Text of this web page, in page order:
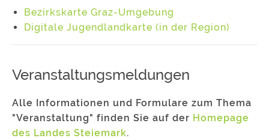
Bezirkskarte Graz-Umgebung
Digitale Jugendlandkarte (in der Region)
Veranstaltungsmeldungen
Alle Informationen und Formulare zum Thema
"Veranstaltung" finden Sie auf der Homepage
des Landes Steiemark.